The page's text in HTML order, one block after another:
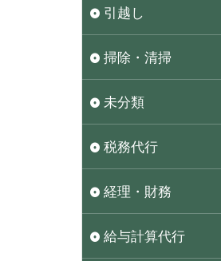
引越し
掃除・清掃
未分類
税務代行
経理・財務
給与計算代行